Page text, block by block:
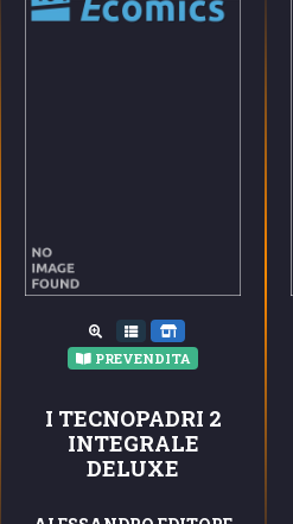
PREVENDITA
I TECNOPADRI 2
INTEGRALE
DELUXE